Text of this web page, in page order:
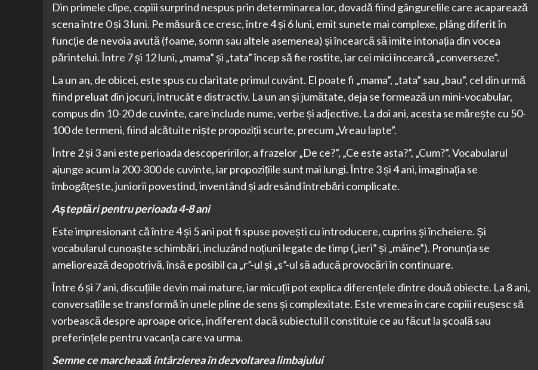
Din primele clipe, copiii surprind nespus prin determinarea lor, dovadă fiind gângurelile care acaparează
scena între 0 și 3 luni. Pe măsură ce cresc, între 4 și 6 luni, emit sunete mai complexe, plâng diferit în
funcție de nevoia avută (foame, somn sau altele asemenea) și încearcă să imite intonația din vocea
părintelui. Între 7 și 12 luni, „mama” și „tata” încep să fie rostite, iar cei mici încearcă „converseze”.
La un an, de obicei, este spus cu claritate primul cuvânt. El poate fi „mama”, „tata” sau „bau”, cel din urmă
fiind preluat din jocuri, întrucât e distractiv. La un an și jumătate, deja se formează un mini-vocabular,
compus din 10-20 de cuvinte, care include nume, verbe și adjective. La doi ani, acesta se mărește cu 50-
100 de termeni, fiind alcătuite niște propoziții scurte, precum „Vreau lapte”.
Între 2 și 3 ani este perioada descoperirilor, a frazelor „De ce?”, „Ce este asta?”, „Cum?”. Vocabularul
ajunge acum la 200-300 de cuvinte, iar propozițiile sunt mai lungi. Între 3 și 4 ani, imaginația se
îmbogățește, juniorii povestind, inventând și adresând întrebări complicate.
Așteptări pentru perioada 4-8 ani
Este impresionant că între 4 și 5 ani pot fi spuse povești cu introducere, cuprins și încheiere. Și
vocabularul cunoaște schimbări, incluzând noțiuni legate de timp („ieri” și „mâine”). Pronunția se
ameliorează deopotrivă, însă e posibil ca „r”-ul și „s”-ul să aducă provocări în continuare.
Între 6 și 7 ani, discuțiile devin mai mature, iar micuții pot explica diferențele dintre două obiecte. La 8 ani,
conversațiile se transformă în unele pline de sens și complexitate. Este vremea în care copiii reușesc să
vorbească despre aproape orice, indiferent dacă subiectul îl constituie ce au făcut la școală sau
preferințele pentru vacanța care va urma.
Semne ce marchează întârzierea în dezvoltarea limbajului